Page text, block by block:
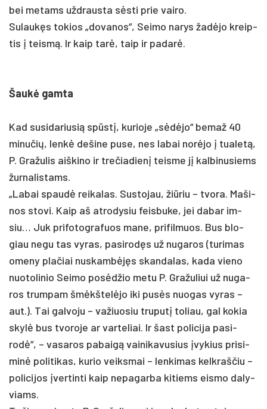
bei me­tams užd­raus­ta sėsti prie vai­ro.
Su­laukęs to­kios „do­va­nos“, Sei­mo na­rys žadė­jo kreip­
tis į teismą. Ir kaip tarė, taip ir pa­darė.
Šaukė gam­ta
Kad su­si­da­riu­sią spūstį, ku­rio­je „sėdėjo“ be­maž 40
mi­nu­čių, lenkė de­ši­ne pu­se, nes la­bai norė­jo į tua­letą,
P. Gra­žu­lis aiš­ki­no ir tre­čia­dienį teis­me jį kal­bi­nu­siems
žur­na­lis­tams.
„La­bai spaudė rei­ka­las. Sus­to­jau, žiū­riu – tvo­ra. Ma­ši­
nos sto­vi. Kaip aš at­ro­dy­siu feis­bu­ke, jei da­bar im­
siu… Juk pri­fo­tog­ra­fuos ma­ne, pri­fil­muos. Bus blo­
giau ne­gu tas vy­ras, pa­si­rodęs už nu­ga­ros (tu­ri­mas
ome­ny pla­čiai nu­skambėjęs skan­da­las, ka­da vie­no
nuo­to­li­nio Sei­mo po­sėdžio me­tu P. Gra­žu­liui už nu­ga­
ros trum­pam šmėkštelė­jo iki pusės nuo­gas vy­ras –
aut.). Tai gal­vo­ju – va­žiuo­siu tru­putį to­liau, gal ko­kia
skylė bus tvo­ro­je ar var­te­liai. Ir šast po­li­ci­ja pa­si­
rodė“, – va­sa­ros pa­baigą vai­ni­ka­vu­sius įvy­kius pri­si­
minė po­li­ti­kas, ku­rio veiks­mai – len­ki­mas kelk­raš­čiu –
po­li­ci­jos įver­tin­ti kaip ne­pa­gar­ba ki­tiems eis­mo da­ly­
viams.